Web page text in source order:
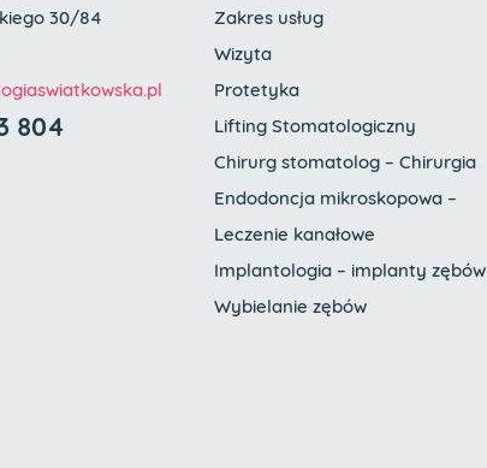
30/84
swiatkowska.pl
804
Zakres usług
Wizyta
Protetyka
Lifting Stomatologiczny
Chirurg stomatolog – Chirurgia
Endodoncja mikroskopowa –
Leczenie kanałowe
Implantologia – implanty zębów
Wybielanie zębów